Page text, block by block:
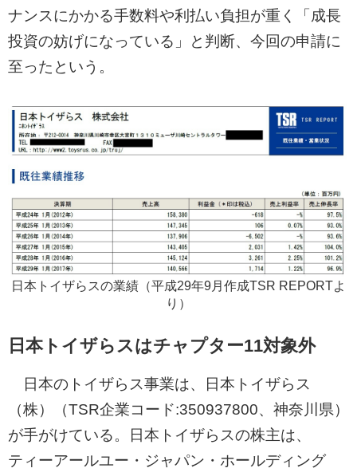
ナンスにかかる手数料や利払い負担が重く「成長
投資の妨げになっている」と判断、今回の申請に
至ったという。
日本トイザらスの業績（平成29年9月作成TSR REPORTよ
り）
日本トイザらスはチャプター11対象外
日本のトイザらス事業は、日本トイザらス
（株）（TSR企業コード:350937800、神奈川県）
が手がけている。日本トイザらスの株主は、
ティーアールユー・ジャパン・ホールディング